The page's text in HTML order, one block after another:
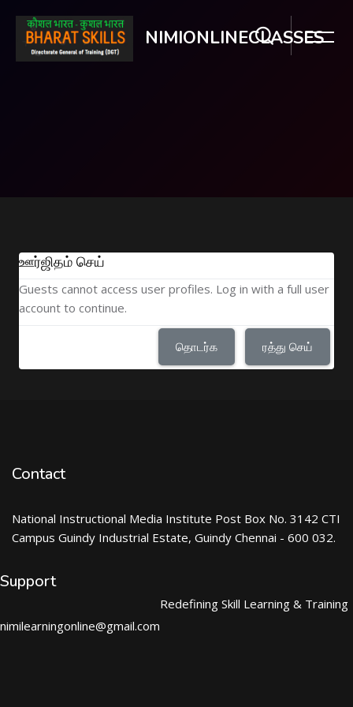
NIMIONLINECLASSES
ஊர்ஜிதம் செய்
Guests cannot access user profiles. Log in with a full user
account to continue.
தொடர்க ரத்து செய்
Contact
National Instructional Media Institute Post Box No. 3142 CTI
Campus Guindy Industrial Estate, Guindy Chennai - 600 032.
Support
nimilearningonline@gmail.com
Redefining Skill Learning & Training